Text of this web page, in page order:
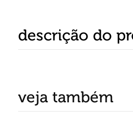
descrição do
veja também